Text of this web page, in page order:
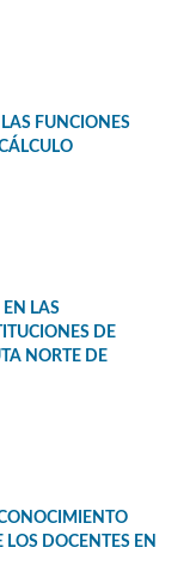
FUNCIONES
LAS
DE
NORTE DE
DOCENTES EN